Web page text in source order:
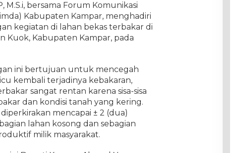
M.S.i, bersama Forum Komunikasi
Kabupaten Kampar, menghadiri
kegiatan di lahan bekas terbakar di
Kuok, Kabupaten Kampar, pada
ini bertujuan untuk mencegah
kembali terjadinya kebakaran,
sangat rentan karena sisa-sisa
dan kondisi tanah yang kering.
mencapai ± 2 (dua)
lahan kosong dan sebagian
milik masyarakat.